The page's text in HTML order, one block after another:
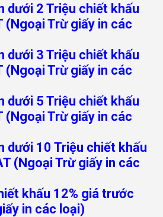
dưới 2 Triệu chiết khấu
(Ngoại Trừ giấy in các
dưới 3 Triệu chiết khấu
(Ngoại Trừ giấy in các
dưới 5 Triệu chiết khấu
(Ngoại Trừ giấy in các
dưới 10 Triệu chiết khấu
(Ngoại Trừ giấy in các
khấu 12% giá trước
in các loại)